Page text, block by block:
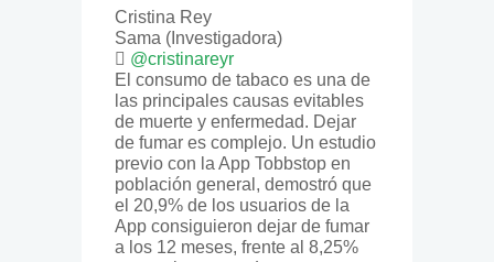
Cristina Rey
Sama (Investigadora)
@cristinareyr
El consumo de tabaco es una de
las principales causas evitables
de muerte y enfermedad. Dejar
de fumar es complejo. Un estudio
previo con la App Tobbstop en
población general, demostró que
el 20,9% de los usuarios de la
App consiguieron dejar de fumar
a los 12 meses, frente al 8,25%